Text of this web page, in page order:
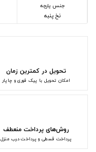
جنس پارچه
نخ پنبه
تحویل در کمترین زمان
امکان تحویل با پیک فوری و چاپار
روش‌های پرداخت منعطف
پرداخت قسطی و پرداخت درب منزل